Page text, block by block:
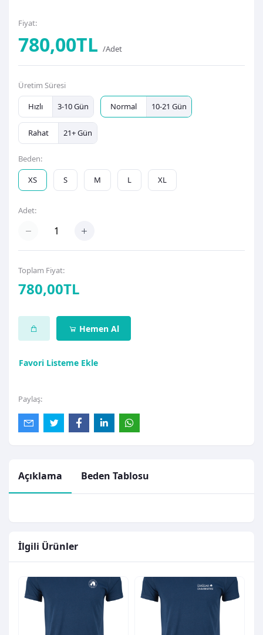
Fiyat:
780,00TL /Adet
Üretim Süresi
Hızlı
3-10 Gün Normal 10-21 Gün
Rahat 21+ Gün
Beden:
XS
S M L XL
Adet:
Toplam Fiyat:
780,00TL
Hemen Al
Favori Listeme Ekle
Paylaş:
Açıklama Beden Tablosu
İlgili Ürünler